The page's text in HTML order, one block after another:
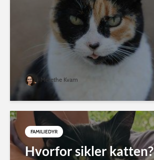
Merethe Kvam
FAMILIEDYR
Hvorfor sikler katten?